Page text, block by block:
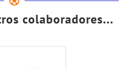
colaboradores...